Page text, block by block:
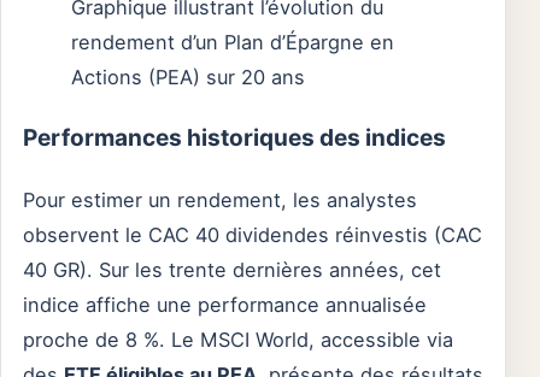
Graphique illustrant l’évolution du
rendement d’un Plan d’Épargne en
Actions (PEA) sur 20 ans
Performances historiques des indices
Pour estimer un rendement, les analystes
observent le CAC 40 dividendes réinvestis (CAC
40 GR). Sur les trente dernières années, cet
indice affiche une performance annualisée
proche de 8 %. Le MSCI World, accessible via